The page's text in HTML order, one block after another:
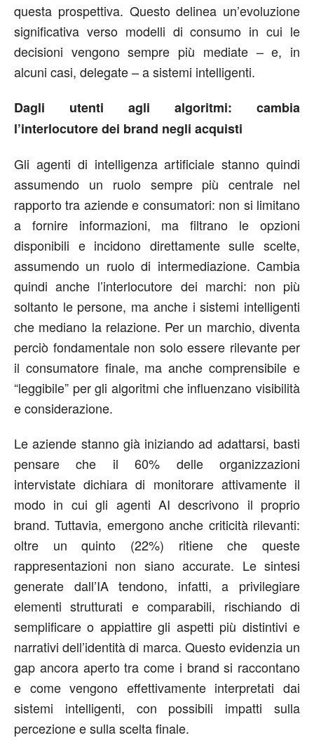
questa prospettiva. Questo delinea un’evoluzione
significativa verso modelli di consumo in cui le
decisioni vengono sempre più mediate – e, in
alcuni casi, delegate – a sistemi intelligenti.
Dagli utenti agli algoritmi: cambia
l’interlocutore dei brand negli acquisti
Gli agenti di intelligenza artificiale stanno quindi
assumendo un ruolo sempre più centrale nel
rapporto tra aziende e consumatori: non si limitano
a fornire informazioni, ma filtrano le opzioni
disponibili e incidono direttamente sulle scelte,
assumendo un ruolo di intermediazione. Cambia
quindi anche l’interlocutore dei marchi: non più
soltanto le persone, ma anche i sistemi intelligenti
che mediano la relazione. Per un marchio, diventa
perciò fondamentale non solo essere rilevante per
il consumatore finale, ma anche comprensibile e
“leggibile” per gli algoritmi che influenzano visibilità
e considerazione.
Le aziende stanno già iniziando ad adattarsi, basti
pensare che il 60% delle organizzazioni
intervistate dichiara di monitorare attivamente il
modo in cui gli agenti AI descrivono il proprio
brand. Tuttavia, emergono anche criticità rilevanti:
oltre un quinto (22%) ritiene che queste
rappresentazioni non siano accurate. Le sintesi
generate dall’IA tendono, infatti, a privilegiare
elementi strutturati e comparabili, rischiando di
semplificare o appiattire gli aspetti più distintivi e
narrativi dell’identità di marca. Questo evidenzia un
gap ancora aperto tra come i brand si raccontano
e come vengono effettivamente interpretati dai
sistemi intelligenti, con possibili impatti sulla
percezione e sulla scelta finale.